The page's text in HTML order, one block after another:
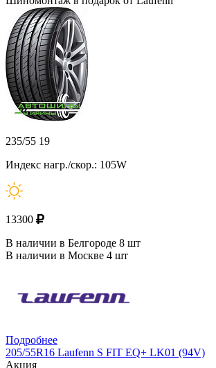
235/55 19
Индекс нагр./скор.: 105W
13300
В наличии в Белгороде 8 шт
В наличии в Москве 4 шт
Подробнее
205/55R16 Laufenn S FIT EQ+ LK01 (94V)
Акция